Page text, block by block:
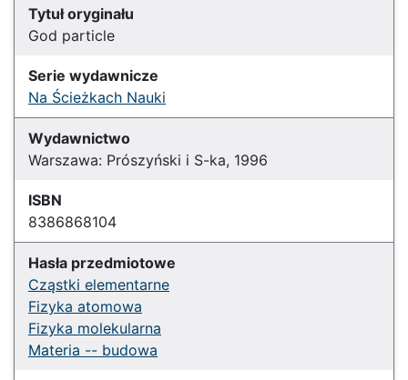
Tytuł oryginału
God particle
Serie wydawnicze
Na Ścieżkach Nauki
Wydawnictwo
Warszawa: Prószyński i S-ka, 1996
ISBN
8386868104
Hasła przedmiotowe
Cząstki elementarne
Fizyka atomowa
Fizyka molekularna
Materia -- budowa